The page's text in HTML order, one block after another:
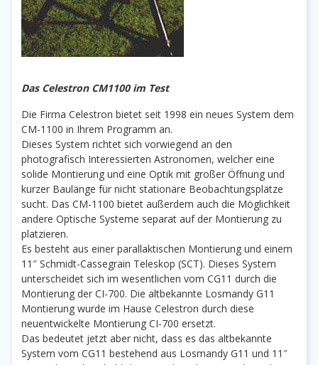
Das Celestron CM1100 im Test
Die Firma Celestron bietet seit 1998 ein neues System dem
CM-1100 in Ihrem Programm an.
Dieses System richtet sich vorwiegend an den
photografisch Interessierten Astronomen, welcher eine
solide Montierung und eine Optik mit großer Öffnung und
kurzer Baulänge für nicht stationäre Beobachtungsplätze
sucht. Das CM-1100 bietet außerdem auch die Möglichkeit
andere Optische Systeme separat auf der Montierung zu
platzieren.
Es besteht aus einer parallaktischen Montierung und einem
11″ Schmidt-Cassegrain Teleskop (SCT). Dieses System
unterscheidet sich im wesentlichen vom CG11 durch die
Montierung der CI-700. Die altbekannte Losmandy G11
Montierung wurde im Hause Celestron durch diese
neuentwickelte Montierung CI-700 ersetzt.
Das bedeutet jetzt aber nicht, dass es das altbekannte
System vom CG11 bestehend aus Losmandy G11 und 11″